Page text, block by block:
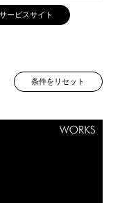
サービスサイト
条件をリセット